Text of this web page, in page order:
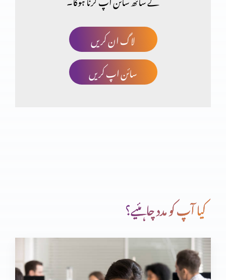
مسیح کے جی اٹھنے کی اہمیت
صلیب پر کفارہ
انبیاء و بزرگ – الیشع نبی
انبیاء و بزرگ – ایلیاء نبی
لاگ ان کریں
سائن اپ کریں
کیا آپ کو مدد چاہئیے؟